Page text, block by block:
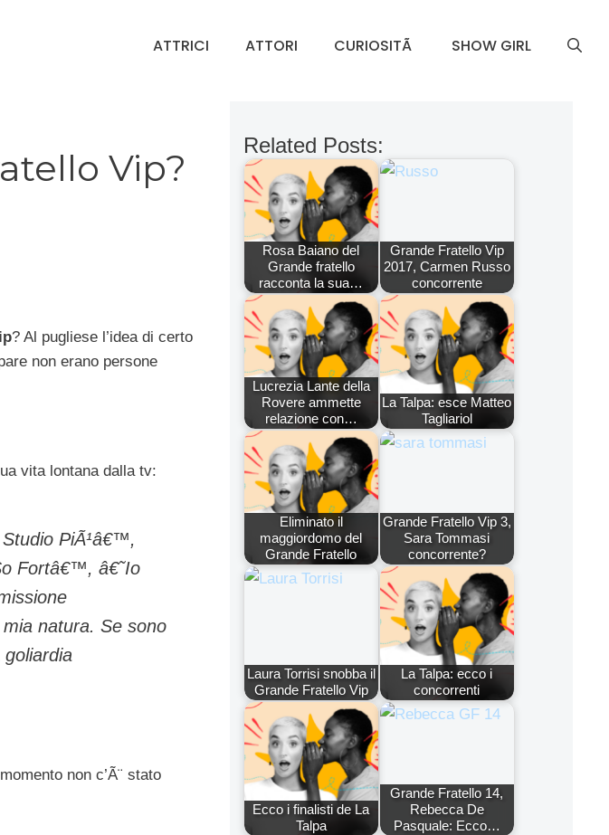
ATTRICI ATTORI CURIOSITÃ SHOW GIRL
Vip?
? Al pugliese l’idea di certo
non erano persone
vita lontana dalla tv:
PiÃ¹â€™,
Fortâ€™, â€˜Io
natura. Se sono
non c’Ã¨ stato
Related Posts:
Rosa Baiano del
Grande fratello
racconta la sua…
Grande Fratello Vip
2017, Carmen Russo
concorrente
Lucrezia Lante della
Rovere ammette
relazione con…
La Talpa: esce Matteo
Tagliariol
Eliminato il
maggiordomo del
Grande Fratello
Grande Fratello Vip 3,
Sara Tommasi
concorrente?
Laura Torrisi snobba il
Grande Fratello Vip
La Talpa: ecco i
concorrenti
Ecco i finalisti de La
Talpa
Grande Fratello 14,
Rebecca De
Pasquale: Ecco…